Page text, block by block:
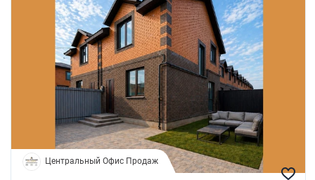
Центральный Офис Продаж